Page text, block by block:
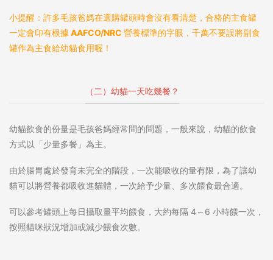
小提醒：許多毛孩爸媽在選購罐頭時會沒有看清楚，合格的主食罐
一定會印有根據 AAFCO/NRC 營養標準的字眼，千萬不要誤將副食
罐作為主食給幼貓食用喔！
（二）幼貓一天吃幾餐？
幼貓飲食的份量是毛孩爸媽經常問的問題，一般來說，幼貓的飲食
方式以「少量多餐」為主。
由於腸胃處於發育未完全的階段，一次能吸收的量有限，為了讓幼
貓可以將營養都吸收進貓體，一次給予少量、多次餵食最合適。
可以參考罐頭上每日攝取量平均餵食，大約每隔 4～6 小時餵一次，
按照貓咪狀況增加或減少餵食次數。